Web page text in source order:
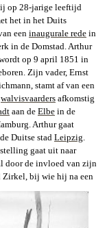
op 28-jarige leeftijd
het in het Duits
een inaugurale rede in
in de Domstad. Arthur
op 9 april 1851 in
Zijn vader, Ernst
stamt af van een
walvisvaarders afkomstig
aan de Elbe in de
Arthur gaat
Duitse stad Leipzig
gaat uit naar
door de invloed van zijn
Zirkel, bij wie hij na een